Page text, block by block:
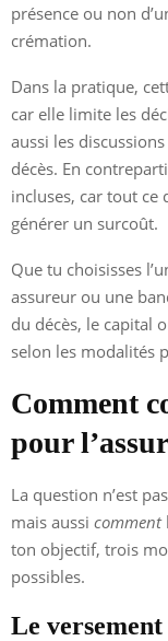
présence ou non
crémation.
Dans la pratique,
car elle limite les
aussi les
décès. En
incluses, car tout ce
générer un surcoût.
Que tu choisisses
assureur ou une
du décès, le capital
selon les modalités
Comment
pour
La question n’est
mais aussi comment
ton objectif, trois
possibles.
Le